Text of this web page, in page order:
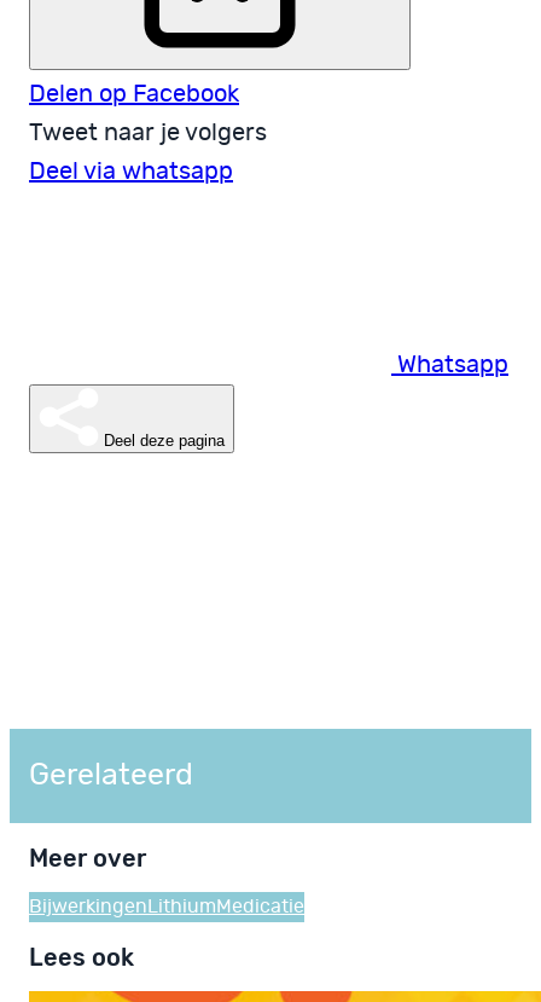
Delen op Facebook
Tweet naar je volgers
Deel via whatsapp
Whatsapp
Deel deze pagina
Gerelateerd
Meer over
Bijwerkingen Lithium Medicatie
Lees ook